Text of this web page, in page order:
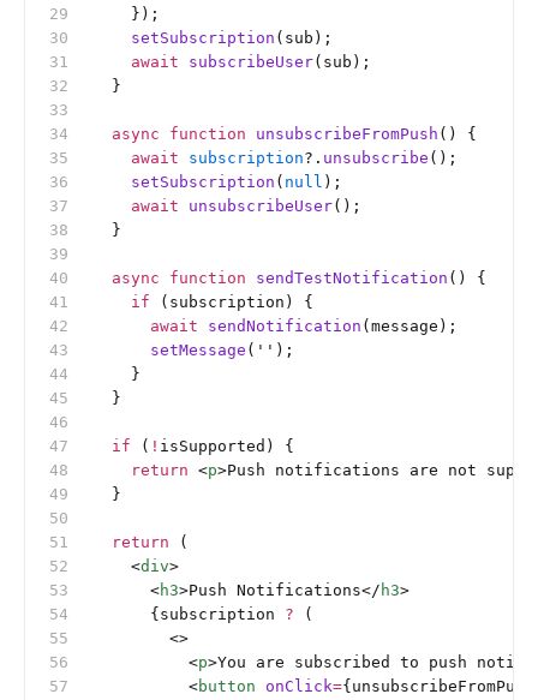
    });
    setSubscription
(sub);
    await
subscribeUser(sub);
  }
  async
function unsubscribeFromPush () {
    await
subscription?. unsubscribe ();
    setSubscription
( null );
    await
unsubscribeUser();
  }
  async
function sendTestNotification () {
    if
(subscription) {
      await
sendNotification (message);
      setMessage
( '' );
    }
  }
  if
( ! isSupported) {
    return
<p>Push notifications are not
  }
  return
(
    <
div>
      <
h3>Push Notifications</ h3>
      {subscription
? (
        <>
          <
p>You are subscribed to push
          <
button onClick=